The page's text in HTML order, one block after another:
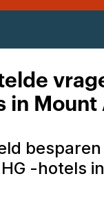
in Mount
-hotels